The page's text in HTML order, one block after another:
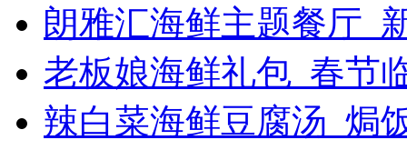
朗雅汇海鲜主题餐厅_
老板娘海鲜礼包_春节
辣白菜海鲜豆腐汤_焗